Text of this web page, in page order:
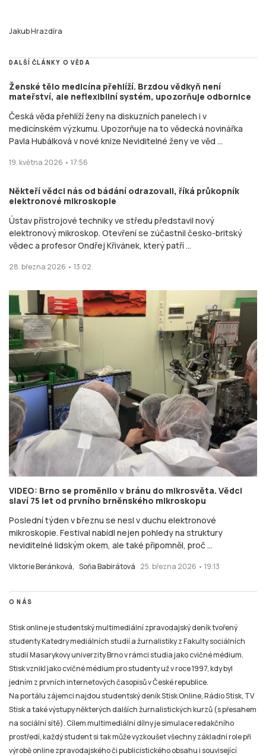
Jakub Hrazdíra
DALŠÍ ČLÁNKY O VĚDA
Ženské tělo medicína přehlíží. Brzdou vědkyň není
mateřství, ale neflexibilní systém, upozorňuje odbornice
Česká věda přehlíží ženy na diskuzních panelech i v
medicínském výzkumu. Upozorňuje na to vědecká novinářka
Pavla Hubálková v nové knize Neviditelné ženy ve věd ...
19. května 2026 • 17:56
Někteří vědci nás od bádání odrazovali, říká průkopník
elektronové mikroskopie
Ústav přístrojové techniky ve středu představil nový
elektronový mikroskop. Otevření se zúčastnil česko-britský
vědec a profesor Ondřej Křivánek, který patří ...
28. března 2026 • 13:02
VIDEO: Brno se proměnilo v bránu do mikrosvěta. Vědci
slaví 75 let od prvního brněnského mikroskopu
Poslední týden v březnu se nesl v duchu elektronové
mikroskopie. Festival nabídl nejen pohledy na struktury
neviditelné lidským okem, ale také připomněl, proč ...
Viktorie Beránková, Soňa Babirátová 25. března 2026 • 19:13
O NÁS
Stisk online je studentský multimediální zpravodajský deník tvořený
studenty Katedry mediálních studií a žurnalistiky z Fakulty sociálních
studií Masarykovy univerzity Brno v rámci studia jako cvičné médium.
Stisk vznikl jako cvičné médium pro studenty už v roce 1997, kdy byl
jedním z prvních internetových časopisů v České republice.
Na portálu zájemci najdou studentský deník Stisk Online, Rádio Stisk, TV
Stisk a také výstupy některých dalších žurnalistických kurzů (s přesahem
na sociální sítě). Cílem multimediální dílny je simulace redakčního
prostředí, každý student si tak může vyzkoušet všechny základní role při
výrobě online zpravodajského či publicistického obsahu i související